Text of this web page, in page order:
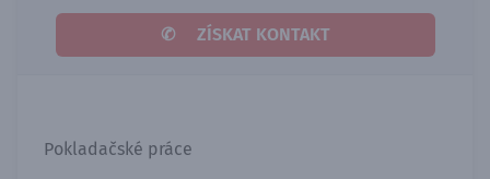
✆ ZÍSKAT KONTAKT
Pokladačské práce